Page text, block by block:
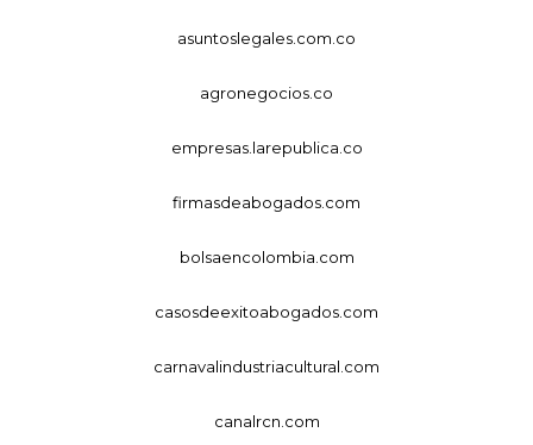
asuntoslegales.com.co
agronegocios.co
empresas.larepublica.co
firmasdeabogados.com
bolsaencolombia.com
casosdeexitoabogados.com
carnavalindustriacultural.com
canalrcn.com